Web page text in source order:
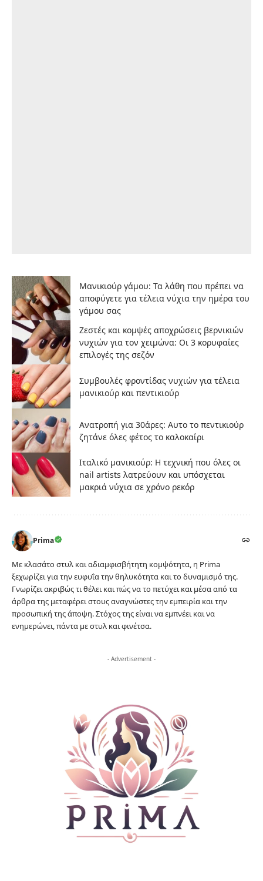
Μανικιούρ γάμου: Τα λάθη που πρέπει να
αποφύγετε για τέλεια νύχια την ημέρα του
γάμου σας
Ζεστές και κομψές αποχρώσεις βερνικιών
νυχιών για τον χειμώνα: Οι 3 κορυφαίες
επιλογές της σεζόν
Συμβουλές φροντίδας νυχιών για τέλεια
μανικιούρ και πεντικιούρ
Ανατροπή για 30άρες: Αυτο το πεντικιούρ
ζητάνε όλες φέτος το καλοκαίρι
Ιταλικό μανικιούρ: Η τεχνική που όλες οι
nail artists λατρεύουν και υπόσχεται
μακριά νύχια σε χρόνο ρεκόρ
Prima
Με κλασάτο στυλ και αδιαμφισβήτητη κομψότητα, η Prima
ξεχωρίζει για την ευφυΐα την θηλυκότητα και το δυναμισμό της.
Γνωρίζει ακριβώς τι θέλει και πώς να το πετύχει και μέσα από τα
άρθρα της μεταφέρει στους αναγνώστες την εμπειρία και την
προσωπική της άποψη. Στόχος της είναι να εμπνέει και να
ενημερώνει, πάντα με στυλ και φινέτσα.
- Advertisement -